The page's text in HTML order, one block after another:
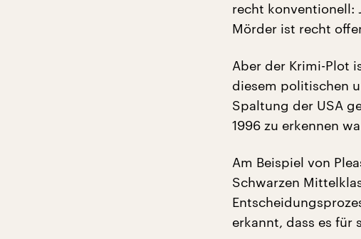
recht konventionell:
Mörder ist recht
Aber der Krimi-Plot
diesem politischen
Spaltung der USA
1996 zu erkennen
Am Beispiel von
Schwarzen
erkannt, dass es für